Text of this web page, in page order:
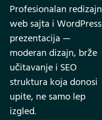
Profesionalan redizajn
web sajta i WordPress
prezentacija —
moderan dizajn, brže
učitavanje i SEO
struktura koja donosi
upite, ne samo lep
izgled.